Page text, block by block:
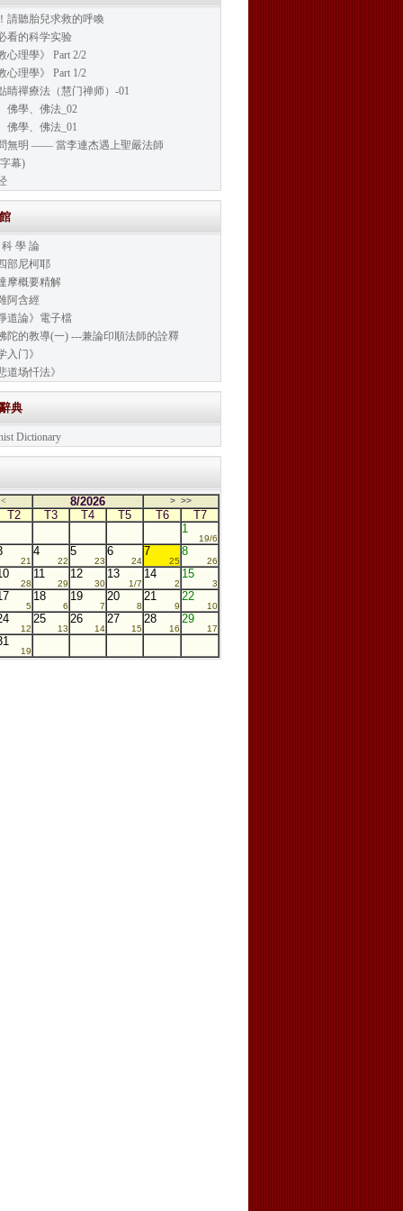
請聽胎兒求救的呼喚
看的科学实验
心理學》 Part 2/2
心理學》 Part 1/2
睛禪療法（慧门禅师）-01
佛學、佛法_02
佛學、佛法_01
無明 —— 當李連杰遇上聖嚴法師
幕)
學 論
部尼柯耶
摩概要精解
阿含經
道論》電子檔
陀的教導(一) ---兼論印順法師的詮釋
入门》
道场忏法》
典
Dictionary
< 8/2026 > >>
T2 T3 T4 T5 T6
T7
1
19/6
21
4
22
5
23
6
24
7
25
8
26
28
11
29
12
30
13
1/7
14
2
15
3
5
18
6
19
7
20
8
21
9
22
10
12
25
13
26
14
27
15
28
16
29
17
19